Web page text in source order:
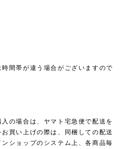
間帯が違う場合がございますので
の場合は、ヤマト宅急便で配送を
買い上げの際は、同梱しての配送
ショップのシステム上、各商品毎